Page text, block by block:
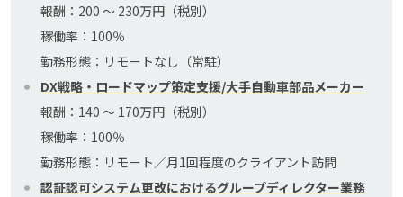
報酬：200 〜 230万円（税別）
稼働率：100％
勤務形態：リモートなし（常駐）
DX戦略・ロードマップ策定支援/大手自動車部品メーカー
報酬：140 〜 170万円（税別）
稼働率：100％
勤務形態：リモート／月1回程度のクライアント訪問
認証認可システム更改におけるグループディレクター業務